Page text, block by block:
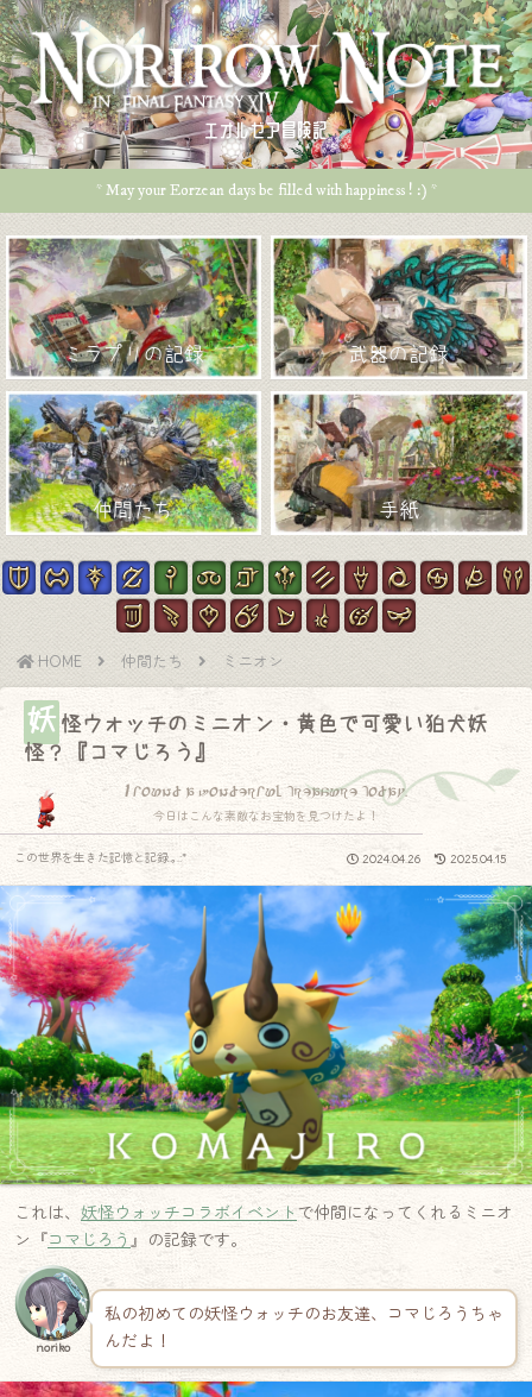
エオルゼア冒険記
* May your Eorzean days be filled with happiness ! :) *
ミラプリの記録 武器の記録
仲間たち 手紙
HOME 仲間たち ミニオン
妖 怪ウォッチのミニオン・黄色で可愛い狛犬妖
怪？『コマじろう』
I found a wonderful treasure today.
今日はこんな素敵なお宝物を見つけたよ！
2024.04.26 2025.04.15
この世界を生きた記憶と記録.｡.:*
これは、 妖怪ウォッチコラボイベントで仲間になってくれるミニオ
ン『コマじろう 』の記録です。
noriko
私の初めての妖怪ウォッチのお友達、コマじろうちゃ
んだよ！